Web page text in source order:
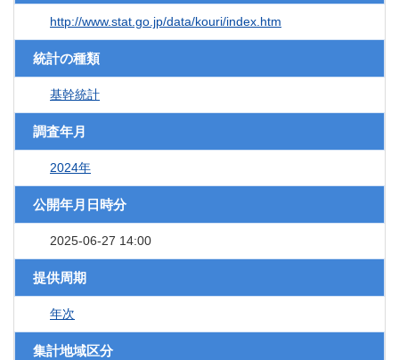
http://www.stat.go.jp/data/kouri/index.htm
統計の種類
基幹統計
調査年月
2024年
公開年月日時分
2025-06-27 14:00
提供周期
年次
集計地域区分